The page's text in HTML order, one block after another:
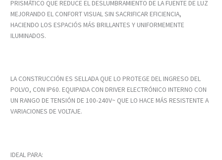
PRISMÁTICO QUE REDUCE EL DESLUMBRAMIENTO DE LA FUENTE DE LUZ
MEJORANDO EL CONFORT VISUAL SIN SACRIFICAR EFICIENCIA,
HACIENDO LOS ESPACIÓS MÁS BRILLANTES Y UNIFORMEMENTE
ILUMINADOS.
LA CONSTRUCCIÓN ES SELLADA QUE LO PROTEGE DEL INGRESO DEL
POLVO, CON IP60. EQUIPADA CON DRIVER ELECTRÓNICO INTERNO CON
UN RANGO DE TENSIÓN DE 100-240V~ QUE LO HACE MÁS RESISTENTE A
VARIACIONES DE VOLTAJE.
IDEAL PARA: